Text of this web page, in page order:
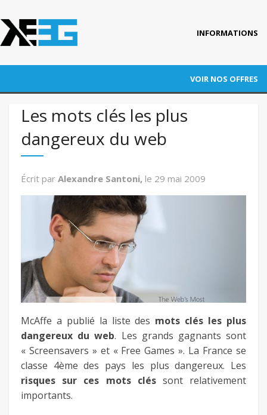
INFORMATIONS
Nos références
Blog
Contact
VOIR NOS OFFRES
RÉFÉRENCEMENT
ADWORDS
AUDITS
FORMATION
AUTRES PRESTATIONS
fb
twitter
keeg
Les mots clés les plus
dangereux du web
Écrit par Alexandre Santoni, le 29 mai 2009
McAffe a publié la liste des mots clés les plus
dangereux du web. Les grands gagnants sont
« Screensavers » et « Free Games ». La France se
classe 4ème des pays les plus dangereux. Les
risques sur ces mots cléssont relativement
importants.